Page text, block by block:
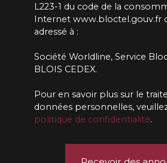
L223-1 du code de la
Internet www.bloctel.gouv.fr
adressé à :
Société Worldline, Service
BLOIS CEDEX.
Pour en savoir plus sur le
données personnelles,
politique de confidentialité.